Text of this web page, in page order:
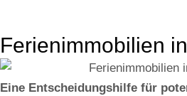
Ferienimmobilien
Eine Entscheidungshilfe für